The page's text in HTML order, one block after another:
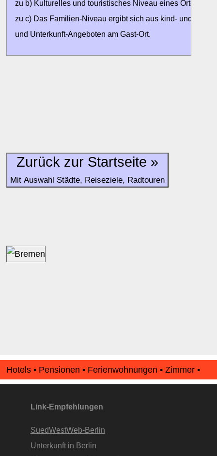
zu b) Kulturelles und touristisches Niveau eines Ortes
zu c) Das Familien-Niveau ergibt sich aus kind- und
und Unterkunft-Angeboten am Gast-Ort.
Zurück zur Startseite »
Mit Auswahl Städte, Reiseziele, Radtouren
Hotels • Pensionen • Ferienwohnungen • Zimmer •
Apartments • www.Finde-Unterkunft.de
Link-Empfehlungen
SuedWestWeb-Berlin
Unterkunft in Berlin